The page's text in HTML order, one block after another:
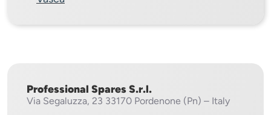
Professional Spares S.r.l.
Via Segaluzza, 23 33170 Pordenone (Pn) – Italy